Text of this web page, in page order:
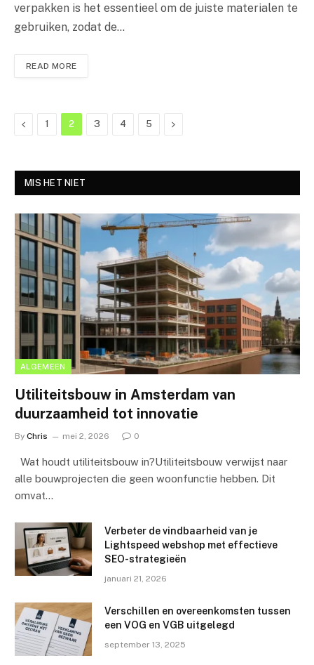
verpakken is het essentieel om de juiste materialen te
gebruiken, zodat de…
READ MORE
Previous
1 2 3 4 5 Next
MIS HET NIET
ALGEMEEN
Utiliteitsbouw in Amsterdam van
duurzaamheid tot innovatie
By Chris mei 2, 2026 0
Wat houdt utiliteitsbouw in?Utiliteitsbouw verwijst naar
alle bouwprojecten die geen woonfunctie hebben. Dit
omvat…
Verbeter de vindbaarheid van je
Lightspeed webshop met effectieve
SEO-strategieën
januari 21, 2026
Verschillen en overeenkomsten tussen
een VOG en VGB uitgelegd
september 13, 2025